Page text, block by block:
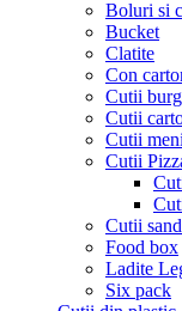
Boluri si
Bucket
Clatite
Con
Cutii
Cutii
Cutii
Cutii
Cutii
Food box
Ladite
Six pack